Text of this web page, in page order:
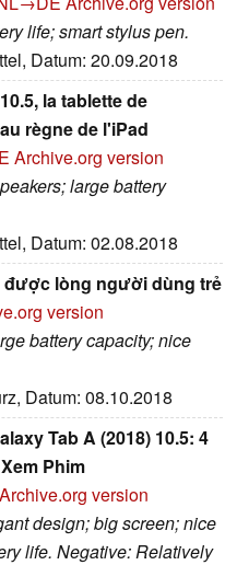
life; smart stylus pen.
Datum: 20.09.2018
la tablette de
règne de l'iPad
Archive.org version
large battery
Datum: 02.08.2018
được lòng người dùng trẻ
version
battery capacity; nice
Datum: 08.10.2018
Tab A (2018) 10.5: 4
Phim
Archive.org version
design; big screen; nice
life. Negative: Relatively